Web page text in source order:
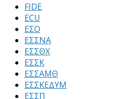
FIDE
ECU
ΕΣΟ
ΕΣΣΝΑ
ΕΣΣΘΧ
ΕΣΣΚ
ΕΣΣΑΜΘ
ΕΣΣΚΕΔΥΜ
ΕΣΣΠ